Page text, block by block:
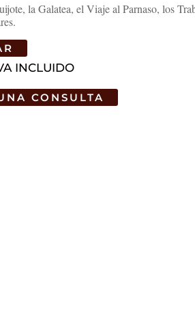
la Galatea, el Viaje al Parnaso, los
INCLUIDO
CONSULTA